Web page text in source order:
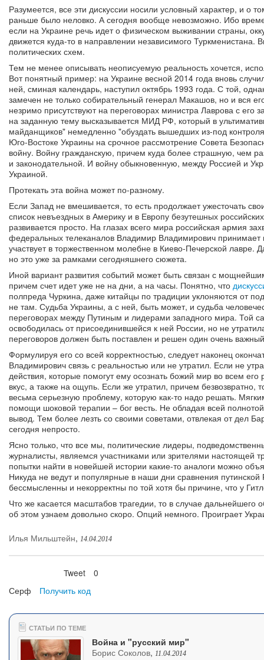
Разумеется, все эти дискуссии носили условный характер, и о
раньше было неловко. А сегодня вообще невозможно. Ибо
если на Украине речь идет о физическом выживании страны,
движется куда-то в направлении независимого Туркменистана.
политических схем.
Тем не менее описывать неописуемую реальность хочется,
Вот понятный пример: на Украине весной 2014 года вновь
ней, сминая календарь, наступил октябрь 1993 года. С той,
замечен не только собирательный генерал Макашов, но и вся
незримо присутствуют на переговорах министра Лаврова с
на заданную тему высказывается МИД РФ, который в
майданщиков" немедленно "обуздать вышедших из-под
Юго-Востоке Украины на срочное рассмотрение Совета
войну. Войну гражданскую, причем куда более страшную, чем
и законодательной. И войну обыкновенную, между Россией и
Украиной.
Протекать эта война может по-разному.
Если Запад не вмешивается, то есть продолжает ужесточать
список невъездных в Америку и в Европу безутешных
развивается просто. На глазах всего мира российская армия
федеральных телеканалов Владимир Владимирович
участвует в торжественном молебне в Киево-Печерской лавре.
но это уже за рамками сегодняшнего сюжета.
Иной вариант развития событий может быть связан с
причем счет идет уже не на дни, а на часы. Понятно, что
полпреда Чуркина, даже китайцы по традиции уклоняются от
не там. Судьба Украины, а с ней, быть может, и судьба
переговорах между Путиным и лидерами западного мира. Той
освободилась от присоединившейся к ней России, но не
переговоров должен быть поставлен и решен один очень
Формулируя его со всей корректностью, следует наконец
Владимирович связь с реальностью или не утратил. Если не
действия, которые помогут ему осознать божий мир во всем
вкус, а также на ощупь. Если же утратил, причем безвозвратно,
весьма серьезную проблему, которую как-то надо решать.
помощи шоковой терапии – бог весть. Не обладая всей
вывод. Тем более лезть со своими советами, отвлекая от дел
сегодня непросто.
Ясно только, что все мы, политические лидеры,
журналисты, являемся участниками или зрителями настоящей
попытки найти в новейшей истории какие-то аналоги можно
Никуда не ведут и популярные в наши дни сравнения
бессмысленны и некорректны по той хотя бы причине, что у
Что же касается масштабов трагедии, то в случае
об этом узнаем довольно скоро. Опций немного. Проиграет
Илья Мильштейн, 14.04.2014
Tweet
0
Серф
Получить код
СТАТЬИ ПО ТЕМЕ
Война и "русский мир"
Борис Соколов, 11.04.2014